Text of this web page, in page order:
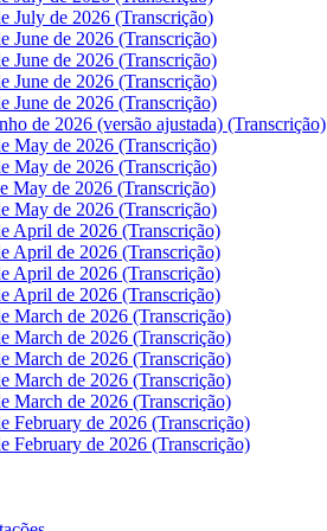
July de 2026 (Transcrição)
June de 2026 (Transcrição)
June de 2026 (Transcrição)
June de 2026 (Transcrição)
June de 2026 (Transcrição)
de 2026 (versão ajustada) (Transcrição)
May de 2026 (Transcrição)
May de 2026 (Transcrição)
May de 2026 (Transcrição)
May de 2026 (Transcrição)
April de 2026 (Transcrição)
April de 2026 (Transcrição)
April de 2026 (Transcrição)
April de 2026 (Transcrição)
March de 2026 (Transcrição)
March de 2026 (Transcrição)
March de 2026 (Transcrição)
March de 2026 (Transcrição)
March de 2026 (Transcrição)
February de 2026 (Transcrição)
February de 2026 (Transcrição)